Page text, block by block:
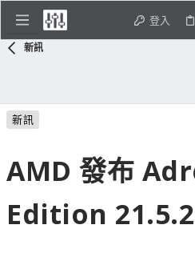
登入
新訊
新訊
AMD 發布
Edition